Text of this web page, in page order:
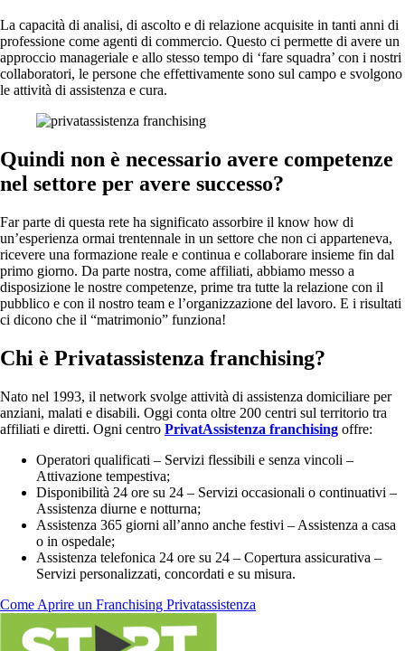
La capacità di analisi, di ascolto e di relazione acquisite in tanti anni di
professione come agenti di commercio. Questo ci permette di avere un
approccio manageriale e allo stesso tempo di ‘fare squadra’ con i nostri
collaboratori, le persone che effettivamente sono sul campo e svolgono
le attività di assistenza e cura.
Quindi non è necessario avere competenze
nel settore per avere successo?
Far parte di questa rete ha significato assorbire il know how di
un’esperienza ormai trentennale in un settore che non ci apparteneva,
ricevere una formazione reale e continua e collaborare insieme fin dal
primo giorno. Da parte nostra, come affiliati, abbiamo messo a
disposizione le nostre competenze, prime tra tutte la relazione con il
pubblico e con il nostro team e l’organizzazione del lavoro. E i risultati
ci dicono che il “matrimonio” funziona!
Chi è Privatassistenza franchising?
Nato nel 1993, il network svolge attività di assistenza domiciliare per
anziani, malati e disabili. Oggi conta oltre 200 centri sul territorio tra
affiliati e diretti. Ogni centro PrivatAssistenza franchising offre:
Operatori qualificati – Servizi flessibili e senza vincoli –
Attivazione tempestiva;
Disponibilità 24 ore su 24 – Servizi occasionali o continuativi –
Assistenza diurne e notturna;
Assistenza 365 giorni all’anno anche festivi – Assistenza a casa
o in ospedale;
Assistenza telefonica 24 ore su 24 – Copertura assicurativa –
Servizi personalizzati, concordati e su misura.
Come Aprire un Franchising Privatassistenza